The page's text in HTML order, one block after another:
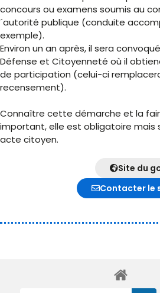
concours ou examens soumis au
´autorité publique (conduite
exemple).
Environ un an après, il sera
Défense et Citoyenneté où il
de participation (celui-ci
recensement).
Connaître cette démarche et la
important, elle est obligatoire mais
acte citoyen.
Site du
Contacter le